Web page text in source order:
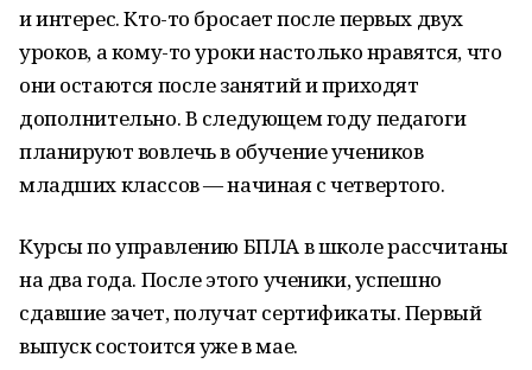
и интерес. Кто-то бросает после первых двух
уроков, а кому-то уроки настолько нравятся, что
они остаются после занятий и приходят
дополнительно. В следующем году педагоги
планируют вовлечь в обучение учеников
младших классов — начиная с четвертого.
Курсы по управлению БПЛА в школе рассчитаны
на два года. После этого ученики, успешно
сдавшие зачет, получат сертификаты. Первый
выпуск состоится уже в мае.